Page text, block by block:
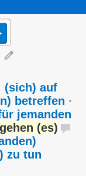
(sich) auf
betreffen ·
jemanden
(es)
zu tun